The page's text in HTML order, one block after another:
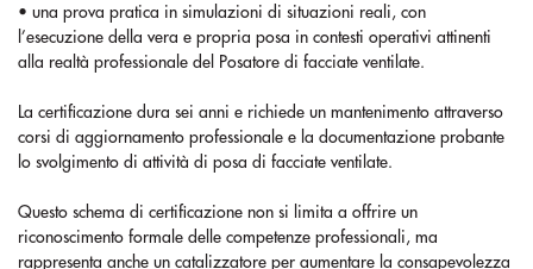
• una prova pratica in simulazioni di situazioni reali, con
l’esecuzione della vera e propria posa in contesti operativi attinenti
alla realtà professionale del Posatore di facciate ventilate.
La certificazione dura sei anni e richiede un mantenimento attraverso
corsi di aggiornamento professionale e la documentazione probante
lo svolgimento di attività di posa di facciate ventilate.
Questo schema di certificazione non si limita a offrire un
riconoscimento formale delle competenze professionali, ma
rappresenta anche un catalizzatore per aumentare la consapevolezza